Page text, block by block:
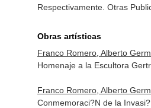
Respectivamente. Otras
Obras artísticas
Franco Romero, Alberto
Homenaje a la Escultora
Franco Romero, Alberto
Conmemoraci?N de la